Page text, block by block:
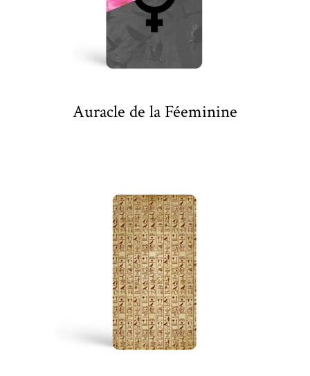
Auracle de la Féeminine